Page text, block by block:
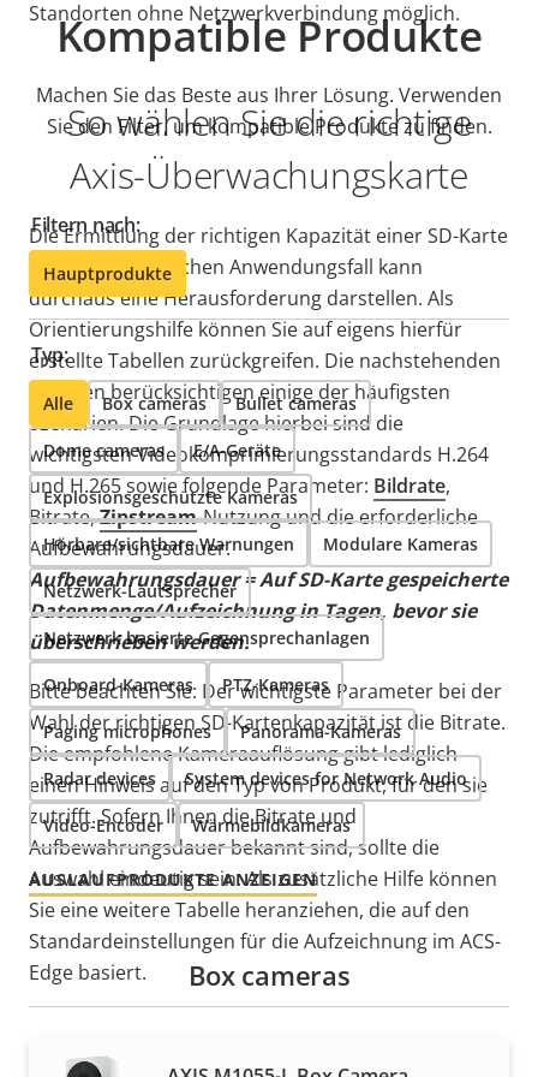
Standorten ohne Netzwerkverbindung möglich.
So wählen Sie die richtige
Axis-Überwachungskarte
Die Ermittlung der richtigen Kapazität einer SD-Karte
für Ihren spezifischen Anwendungsfall kann
durchaus eine Herausforderung darstellen. Als
Orientierungshilfe können Sie auf eigens hierfür
erstellte Tabellen zurückgreifen. Die nachstehenden
Tabellen berücksichtigen einige der häufigsten
Szenarien. Die Grundlage hierbei sind die
wichtigsten Videokomprimierungsstandards H.264
und H.265 sowie folgende Parameter: Bildrate,
Bitrate,Zipstream-Nutzung und die erforderliche
Aufbewahrungsdauer.
Aufbewahrungsdauer = Auf SD-Karte gespeicherte
Datenmenge/Aufzeichnung in Tagen, bevor sie
überschrieben werden.
Bitte beachten Sie: Der wichtigste Parameter bei der
Wahl der richtigen SD-Kartenkapazität ist die Bitrate.
Die empfohlene Kameraauflösung gibt lediglich
einen Hinweis auf den Typ von Produkt, für den sie
zutrifft. Sofern Ihnen die Bitrate und
Aufbewahrungsdauer bekannt sind, sollte die
Auswahl eindeutig sein. Als zusätzliche Hilfe können
Sie eine weitere Tabelle heranziehen, die auf den
Standardeinstellungen für die Aufzeichnung im ACS-
Edge basiert.
Kompatible Produkte
Machen Sie das Beste aus Ihrer Lösung. Verwenden
Sie den Filter, um kompatible Produkte zu finden.
Filtern nach:
Hauptprodukte
Typ:
Alle Box cameras Bullet cameras
Dome cameras E/A-Geräte
Explosionsgeschützte Kameras
Hörbare/sichtbare Warnungen Modulare Kameras
Netzwerk-Lautsprecher
Netzwerk basierte Gegensprechanlagen
Onboard-Kameras PTZ-Kameras
Paging microphones Panorama-Kameras
Radar devices System devices for Network Audio
Video-Encoder Wärmebildkameras
AUSLAUFPRODUKTE ANZEIGEN
Box cameras